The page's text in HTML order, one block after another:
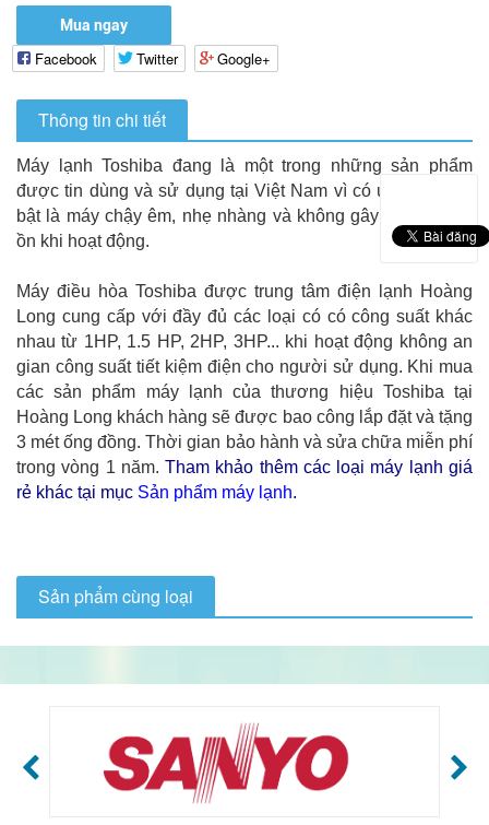
Mua ngay
Facebook Twitter Google+
Thông tin chi tiết
Máy lạnh Toshiba đang là một trong những sản phẩm
được tin dùng và sử dụng tại Việt Nam vì có ưu điểm nổi
bật là máy chậy êm, nhẹ nhàng và không gây nhiều tiếng
ồn khi hoạt động.
Máy điều hòa Toshiba được trung tâm điện lạnh Hoàng
Long cung cấp với đầy đủ các loại có có công suất khác
nhau từ 1HP, 1.5 HP, 2HP, 3HP... khi hoạt động không an
gian công suất tiết kiệm điện cho người sử dụng. Khi mua
các sản phẩm máy lạnh của thương hiệu Toshiba tại
Hoàng Long khách hàng sẽ được bao công lắp đặt và tặng
3 mét ống đồng. Thời gian bảo hành và sửa chữa miễn phí
trong vòng 1 năm.Tham khảo thêm các loại máy lạnh giá
rẻ khác tại mục Sản phẩm máy lạnh.
Sản phẩm cùng loại